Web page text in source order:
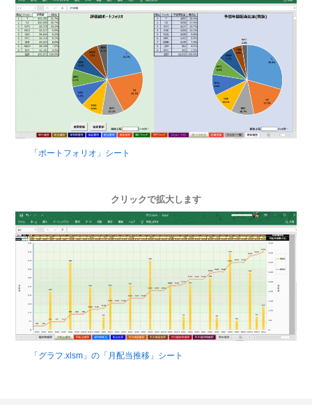
「ポートフォリオ」シート
クリックで拡大します
「グラフ.xlsm」の「月配当推移」シート